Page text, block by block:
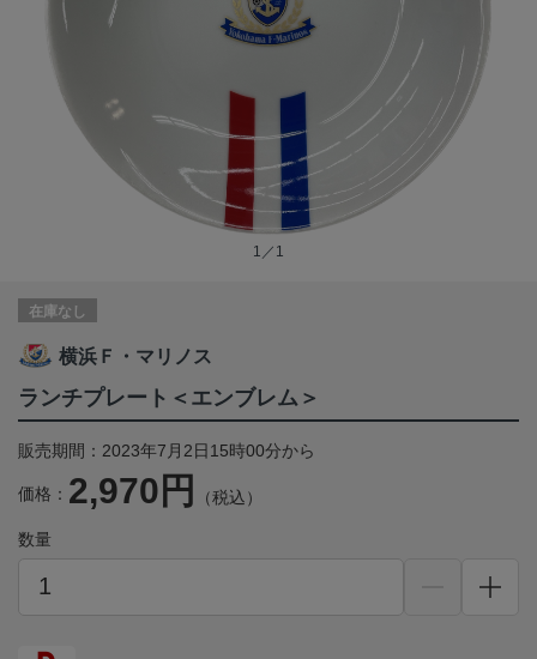
1／1
在庫なし
横浜Ｆ・マリノス
ランチプレート＜エンブレム＞
販売期間：2023年7月2日15時00分から
価格： 2,970円 （税込）
数量